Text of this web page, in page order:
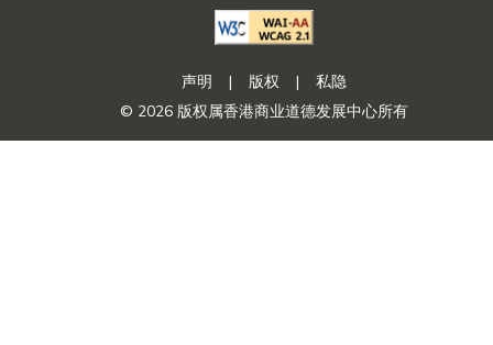
声明 | 版权 |
私隐
© 2026 版权属香港商业道德发展中心所有